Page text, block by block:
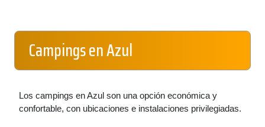
Campings en Azul
Los campings en Azul son una opción económica y
confortable, con ubicaciones e instalaciones privilegiadas.